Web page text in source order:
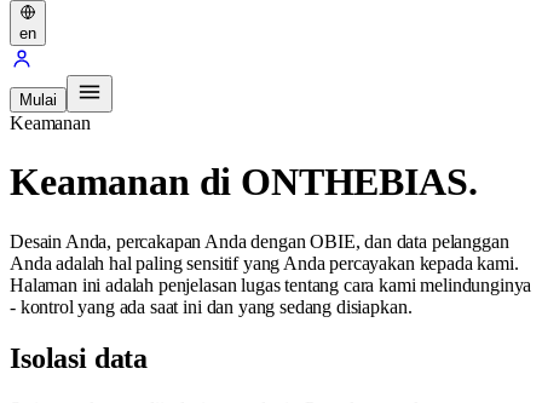
en
Mulai
Keamanan
Keamanan di ONTHEBIAS.
Desain Anda, percakapan Anda dengan OBIE, dan data pelanggan
Anda adalah hal paling sensitif yang Anda percayakan kepada kami.
Halaman ini adalah penjelasan lugas tentang cara kami melindunginya
- kontrol yang ada saat ini dan yang sedang disiapkan.
Isolasi data